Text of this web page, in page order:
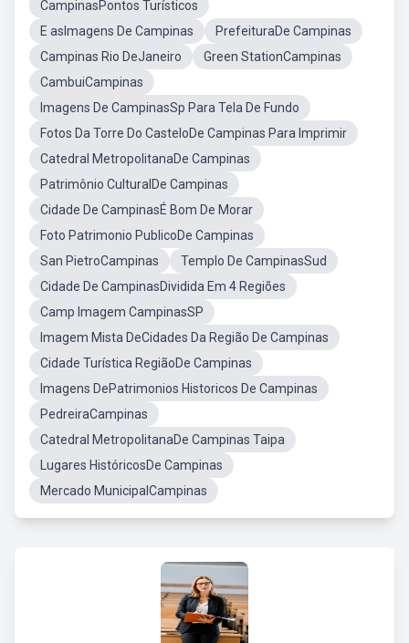
CampinasPontos Turísticos
E asImagens De Campinas
PrefeituraDe Campinas
Campinas Rio DeJaneiro
Green StationCampinas
CambuiCampinas
Imagens De CampinasSp Para Tela De Fundo
Fotos Da Torre Do CasteloDe Campinas Para Imprimir
Catedral MetropolitanaDe Campinas
Patrimônio CulturalDe Campinas
Cidade De CampinasÉ Bom De Morar
Foto Patrimonio PublicoDe Campinas
San PietroCampinas
Templo De CampinasSud
Cidade De CampinasDividida Em 4 Regiões
Camp Imagem CampinasSP
Imagem Mista DeCidades Da Região De Campinas
Cidade Turística RegiãoDe Campinas
Imagens DePatrimonios Historicos De Campinas
PedreiraCampinas
Catedral MetropolitanaDe Campinas Taipa
Lugares HistóricosDe Campinas
Mercado MunicipalCampinas